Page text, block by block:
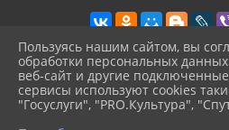
2026 г. raduga-ds5.uo-moshr.ru
Вход
Карта сайта
Политика обработки
Пользуясь нашим сайтом, вы
обработки персональных
веб-сайт и другие
сервисы используют cookies
"Госуслуги", "PRO.Культура",